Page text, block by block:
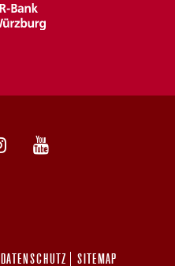
DATENSCHUTZ SITEMAP